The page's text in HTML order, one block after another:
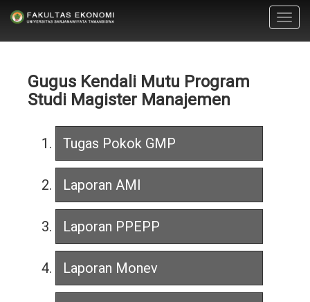
Gugus Kendali Mutu Program
Studi Magister Manajemen
Tugas Pokok GMP
Laporan AMI
Laporan PPEPP
Laporan Monev